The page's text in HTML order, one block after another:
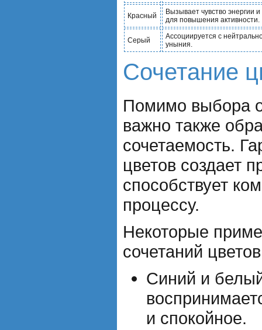
Красный
Вызывает чувство энергии
для повышения активности.
Серый
Ассоциируется с
уныния.
Сочетание
Помимо выбора
важно также
сочетаемость.
цветов создает
способствует
процессу.
Некоторые
сочетаний
Синий и
и спокойное.